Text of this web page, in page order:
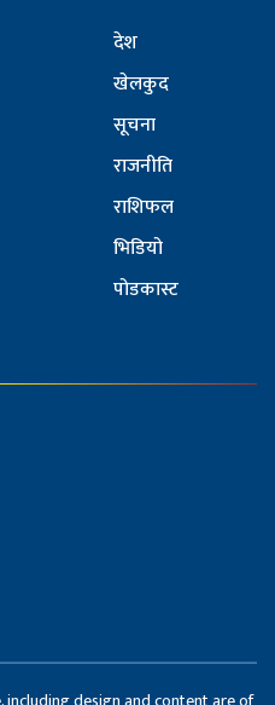
देश
खेलकुद
सूचना
राजनीति
राशिफल
भिडियो
पोडकास्ट